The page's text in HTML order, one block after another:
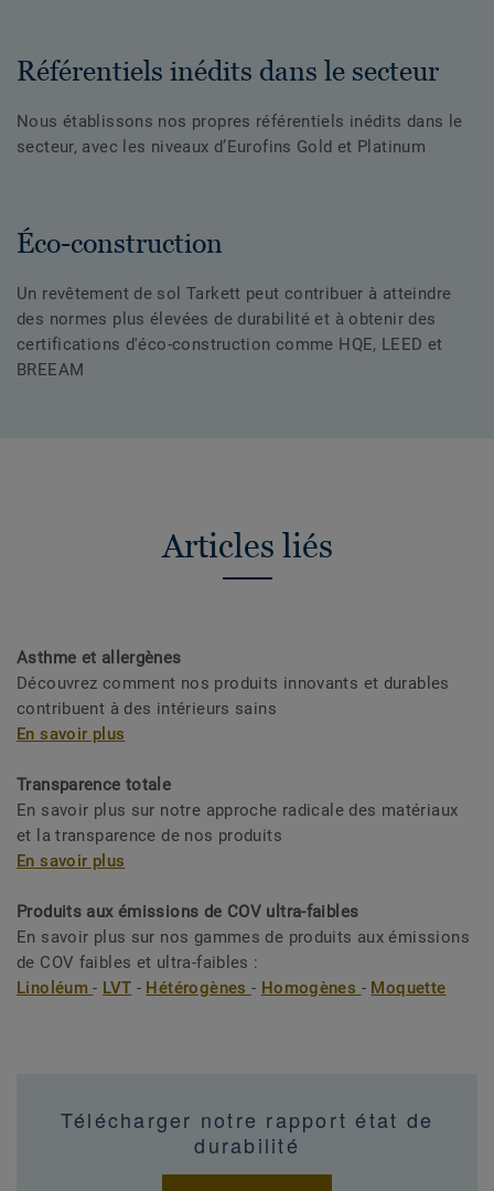
Référentiels inédits dans le secteur
Nous établissons nos propres référentiels inédits dans le
secteur, avec les niveaux d’Eurofins Gold et Platinum
Éco-construction
Un revêtement de sol Tarkett peut contribuer à atteindre
des normes plus élevées de durabilité et à obtenir des
certifications d'éco-construction comme HQE, LEED et
BREEAM
Articles liés
Asthme et allergènes
Découvrez comment nos produits innovants et durables
contribuent à des intérieurs sains
En savoir plus
Transparence totale
En savoir plus sur notre approche radicale des matériaux
et la transparence de nos produits
En savoir plus
Produits aux émissions de COV ultra-faibles
En savoir plus sur nos gammes de produits aux émissions
de COV faibles et ultra-faibles :
Linoléum- LVT - Hétérogènes- Homogènes - Moquette
Télécharger notre rapport état de
durabilité